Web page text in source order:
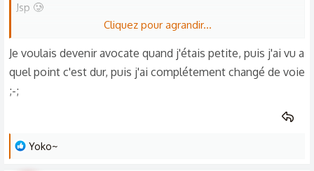
Jsp 🥲
donc je rêvais d’être danseuse étoile 🩰
ehhhh jsp moi ;-;
Cliquez pour agrandir...
Je voulais devenir avocate quand j'étais petite, puis j'ai vu a
quel point c'est dur, puis j'ai complétement changé de voie
;-;
L
Yoko~